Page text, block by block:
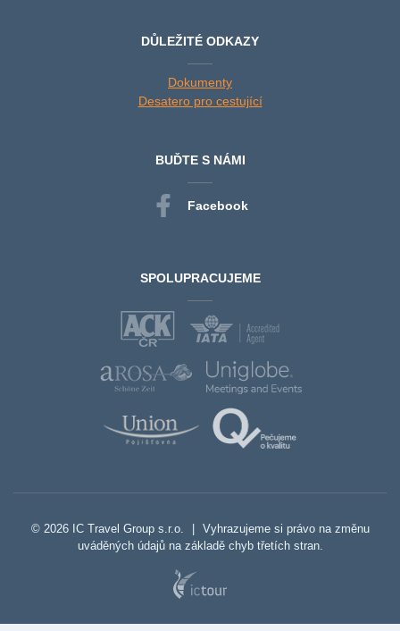
DŮLEŽITÉ ODKAZY
Dokumenty
Desatero pro cestující
BUĎTE S NÁMI
Facebook
SPOLUPRACUJEME
© 2026 IC Travel Group s.r.o.
Vyhrazujeme si právo na změnu
uváděných údajů na základě chyb třetích stran.